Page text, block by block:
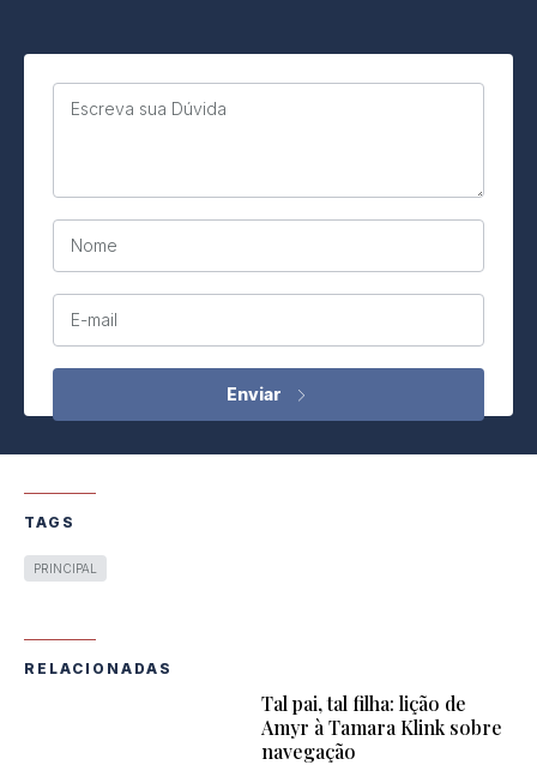
Escreva sua Dúvida
Nome
E-mail
TAGS
PRINCIPAL
RELACIONADAS
Tal pai, tal filha: lição de
Amyr à Tamara Klink sobre
navegação